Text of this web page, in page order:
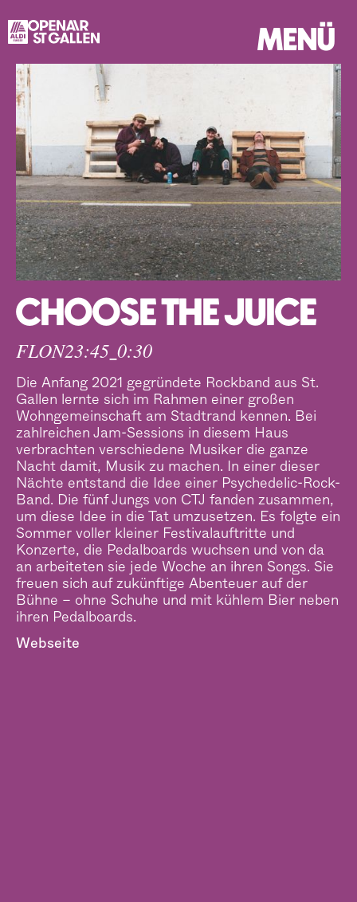
MENÜ
CHOOSE THE JUICE
FLON23:45–0:30
Die Anfang 2021 gegründete Rockband aus St.
Gallen lernte sich im Rahmen einer großen
Wohngemeinschaft am Stadtrand kennen. Bei
zahlreichen Jam-Sessions in diesem Haus
verbrachten verschiedene Musiker die ganze
Nacht damit, Musik zu machen. In einer dieser
Nächte entstand die Idee einer Psychedelic-Rock-
Band. Die fünf Jungs von CTJ fanden zusammen,
um diese Idee in die Tat umzusetzen. Es folgte ein
Sommer voller kleiner Festivalauftritte und
Konzerte, die Pedalboards wuchsen und von da
an arbeiteten sie jede Woche an ihren Songs. Sie
freuen sich auf zukünftige Abenteuer auf der
Bühne – ohne Schuhe und mit kühlem Bier neben
ihren Pedalboards.
Webseite